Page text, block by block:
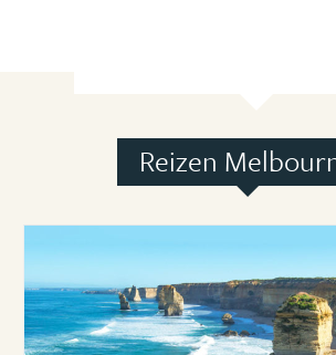
Reizen